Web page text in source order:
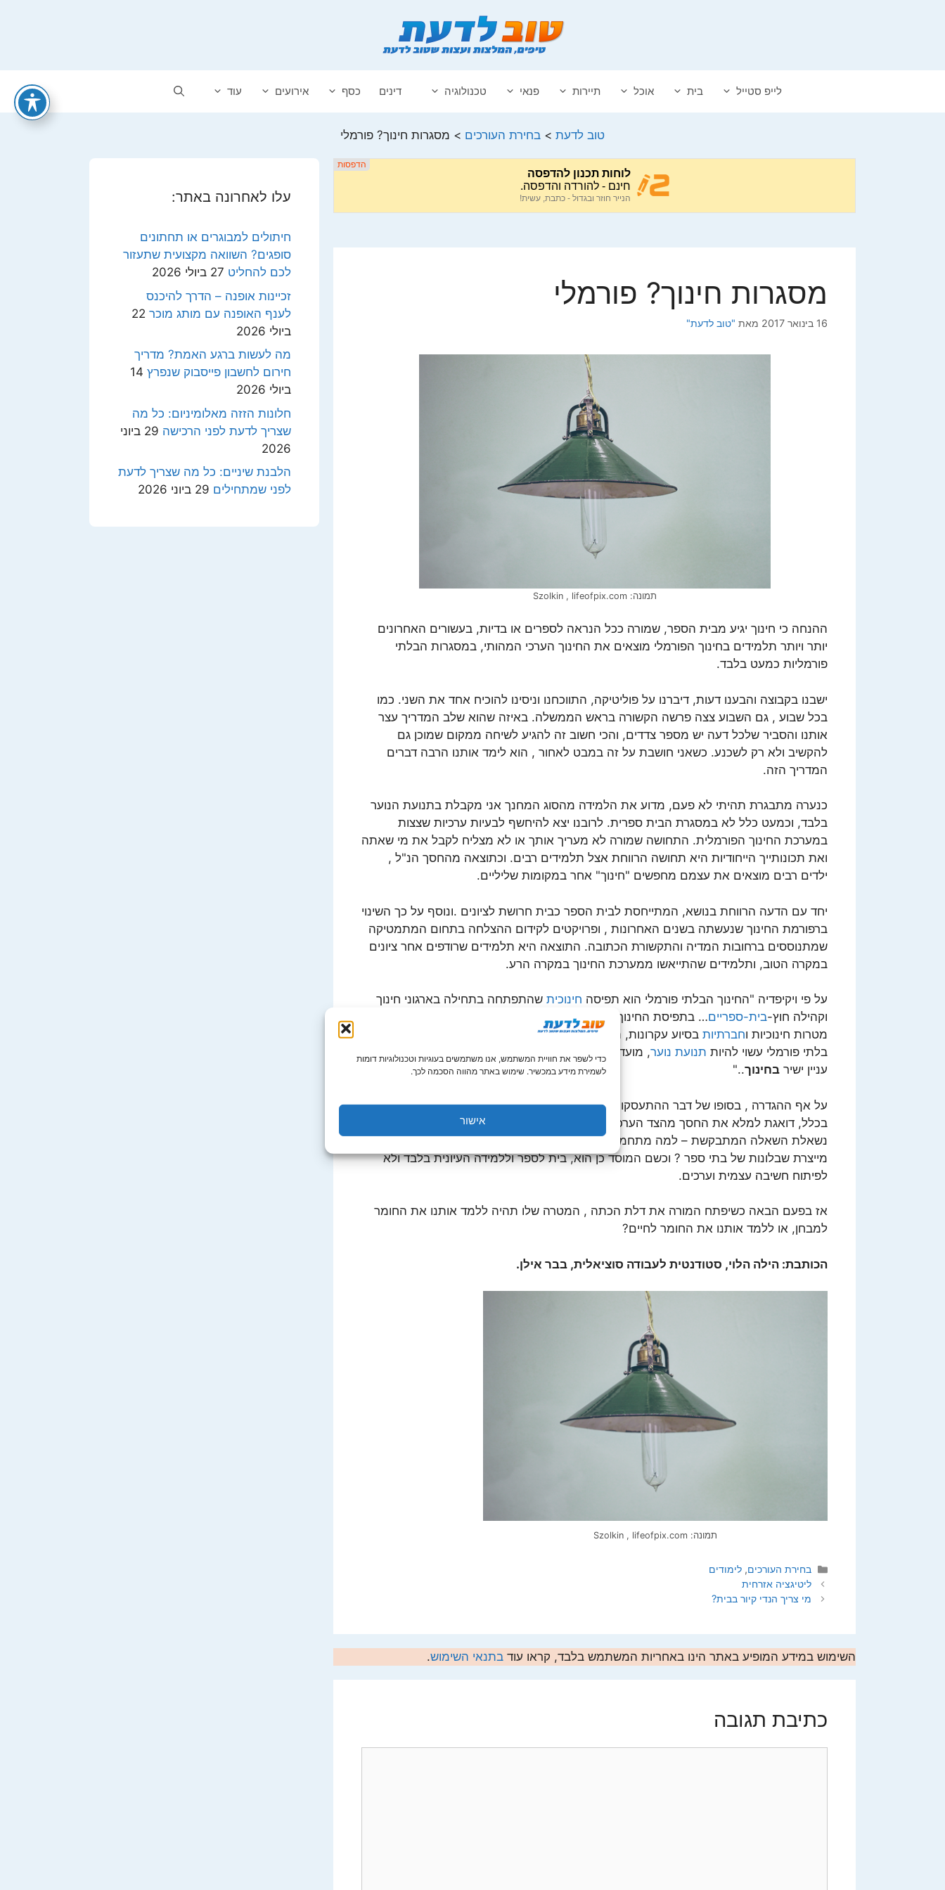
כדי לשפר את חוויית המשתמש, אנו משתמשים בעוגיות וטכנולוגיות דומות
לשמירת מידע במכשיר. שימוש באתר מהווה הסכמה לכך.
אישור
לייפ סטייל בית אוכל תיירות פנאי טכנולוגיה דינים כסף אירועים עוד
טוב לדעת > בחירת העורכים > מסגרות חינוך? פורמלי
מסגרות חינוך? פורמלי
16 בינואר 2017 מאת "טוב לדעת"
תמונה: Szolkin , lifeofpix.com
ההנחה כי חינוך יגיע מבית הספר, שמורה ככל הנראה לספרים או בדיות, בעשורים האחרונים
יותר ויותר תלמידים בחינוך הפורמלי מוצאים את החינוך הערכי המהותי, במסגרות הבלתי
פורמליות כמעט בלבד.
ישבנו בקבוצה והבענו דעות, דיברנו על פוליטיקה, התווכחנו וניסינו להוכיח אחד את השני. כמו
בכל שבוע , גם השבוע צצה פרשה הקשורה בראש הממשלה. באיזה שהוא שלב המדריך עצר
אותנו והסביר שלכל דעה יש מספר צדדים, והכי חשוב זה להגיע לשיחה ממקום שמוכן גם
להקשיב ולא רק לשכנע. כשאני חושבת על זה במבט לאחור , הוא לימד אותנו הרבה דברים
המדריך הזה.
כנערה מתבגרת תהיתי לא פעם, מדוע את הלמידה מהסוג המחנך אני מקבלת בתנועת הנוער
בלבד, וכמעט כלל לא במסגרת הבית ספרית. לרובנו יצא להיחשף לבעיות ערכיות שצצות
במערכת החינוך הפורמלית. התחושה שמורה לא מעריך אותך או לא מצליח לקבל את מי שאתה
ואת תכונותייך הייחודיות היא תחושה הרווחת אצל תלמידים רבים. וכתוצאה מהחסך הנ"ל ,
ילדים רבים מוצאים את עצמם מחפשים "חינוך" אחר במקומות שליליים.
יחד עם הדעה הרווחת בנושא, המתייחסת לבית הספר כבית חרושת לציונים .ונוסף על כך השינוי
ברפורמת החינוך שנעשתה בשנים האחרונות , ופרויקטים לקידום ההצלחה בתחום המתמטיקה
שמתנוססים ברחובות המדיה והתקשורת הכתובה. התוצאה היא תלמידים שרודפים אחר ציונים
במקרה הטוב, ותלמידים שהתייאשו ממערכת החינוך במקרה הרע.
על פי ויקיפדיה "החינוך הבלתי פורמלי הוא תפיסה חינוכית שהתפתחה בתחילה בארגוני חינוך
וקהילה חוץ-בית-ספריים… בתפיסת החינוך הבלתי פורמלי טבועה ההנחה שניתן ורצוי לממש
מטרות חינוכיות וחברתיות בסיוע עקרונות, תכנים…המשוחררים מכללי המבנה הקיים…מוסד
בלתי פורמלי עשוי להיות תנועת נוער, מועדון נוער…עיקרם בהקניית ידע או מיומנות ואין להם
עניין ישיר בחינוך.."
על אף ההגדרה , בסופו של דבר ההתעסקות המרכזית של תנועות הנוער והחינוך הבלתי פורמלי
בכלל, דואגת למלא את החסך מהצד הערכי חינוכי, שנעלם בין כותלי החינוך הפורמלי. ואז
נשאלת השאלה המתבקשת – למה מתחמקת מערכת החינוך להתעסק בחינוך? והאם היא
מייצרת שבלונות של בתי ספר ? וכשם המוסד כן הוא, בית לספר וללמידה העיונית בלבד ולא
לפיתוח חשיבה עצמית וערכים.
אז בפעם הבאה כשיפתח המורה את דלת הכתה , המטרה שלו תהיה ללמד אותנו את החומר
למבחן, או ללמד אותנו את החומר לחיים?
הכותבת: הילה הלוי, סטודנטית לעבודה סוציאלית, בבר אילן.
תמונה: Szolkin , lifeofpix.com
קטגוריות
בחירת העורכים,לימודים
ליטיגציה אזרחית
מי צריך הנדי קיור בבית?
השימוש במידע המופיע באתר הינו באחריות המשתמש בלבד, קראו עוד בתנאי השימוש.
כתיבת תגובה
עלו לאחרונה באתר:
חיתולים למבוגרים או תחתונים
סופגים? השוואה מקצועית שתעזור
לכם להחליט 27 ביולי 2026
זכיינות אופנה – הדרך להיכנס
לענף האופנה עם מותג מוכר 22
ביולי 2026
מה לעשות ברגע האמת? מדריך
חירום לחשבון פייסבוק שנפרץ 14
ביולי 2026
חלונות הזזה מאלומיניום: כל מה
שצריך לדעת לפני הרכישה
29 ביוני
2026
הלבנת שיניים: כל מה שצריך לדעת
לפני שמתחילים 29 ביוני 2026